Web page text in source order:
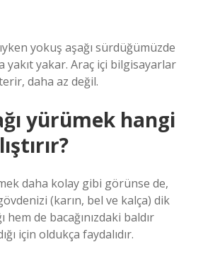
yokuş aşağı sürdüğümüzde
yakıt yakar. Araç içi bilgisayarlar
daha az değil.
yürümek hangi
daha kolay gibi görünse de,
(karın, bel ve kalça) dik
hem de bacağınızdaki baldır
için oldukça faydalıdır.